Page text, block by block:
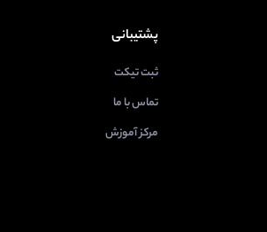
پشتیبانی
ثبت تیکت
تماس با ما
مرکز آموزش